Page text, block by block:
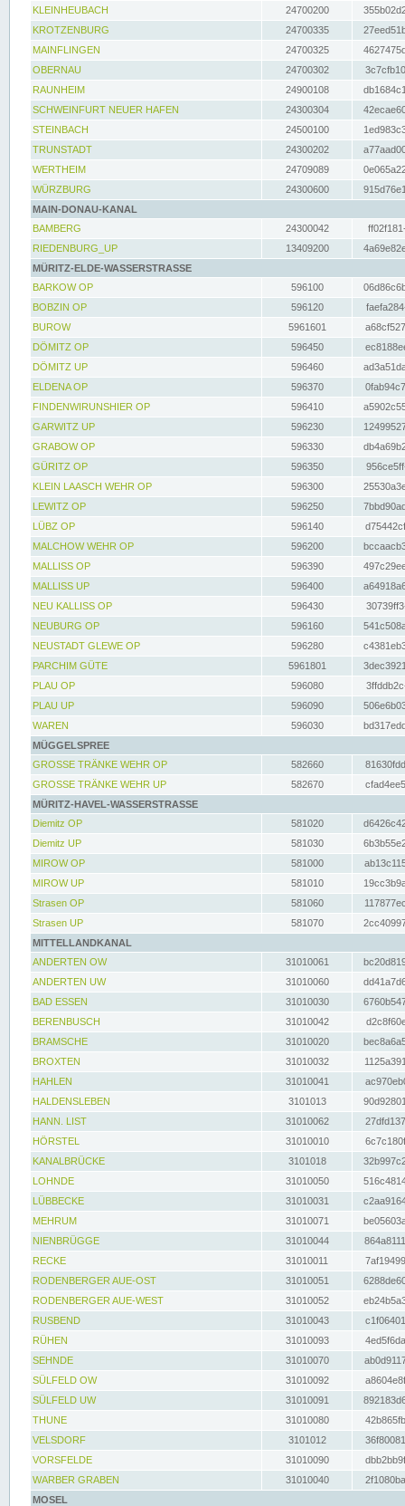
KLEINHEUBACH 24700200
KROTZENBURG
24700335
MAINFLINGEN
24700325
OBERNAU
24700302
RAUNHEIM
24900108
SCHWEINFURT NEUER HAFEN
24300304
STEINBACH
24500100
TRUNSTADT
24300202
WERTHEIM
24709089
WÜRZBURG
24300600
MAIN-DONAU-KANAL
BAMBERG
24300042
RIEDENBURG_UP
13409200
MÜRITZ-ELDE-WASSERSTRASSE
BARKOW OP
596100
BOBZIN OP
596120
BUROW
5961601
DÖMITZ OP
596450
DÖMITZ UP
596460
ELDENA OP
596370
FINDENWIRUNSHIER OP
596410
GARWITZ UP
596230
GRABOW OP
596330
GÜRITZ OP
596350
KLEIN LAASCH WEHR OP
596300
LEWITZ OP
596250
LÜBZ OP
596140
MALCHOW WEHR OP
596200
MALLISS OP
596390
MALLISS UP
596400
NEU KALLISS OP
596430
NEUBURG OP
596160
NEUSTADT GLEWE OP
596280
PARCHIM GÜTE
5961801
PLAU OP
596080
PLAU UP
596090
WAREN
596030
MÜGGELSPREE
GROSSE TRÄNKE WEHR OP
582660
GROSSE TRÄNKE WEHR UP
582670
MÜRITZ-HAVEL-WASSERSTRASSE
Diemitz OP
581020
Diemitz UP
581030
MIROW OP
581000
MIROW UP
581010
Strasen OP
581060
Strasen UP
581070
MITTELLANDKANAL
ANDERTEN OW
31010061
ANDERTEN UW
31010060
BAD ESSEN
31010030
BERENBUSCH
31010042
BRAMSCHE
31010020
BROXTEN
31010032
HAHLEN
31010041
HALDENSLEBEN
3101013
HANN. LIST
31010062
HÖRSTEL
31010010
KANALBRÜCKE
3101018
LOHNDE
31010050
LÜBBECKE
31010031
MEHRUM
31010071
NIENBRÜGGE
31010044
RECKE
31010011
RODENBERGER AUE-OST
31010051
RODENBERGER AUE-WEST
31010052
RUSBEND
31010043
RÜHEN
31010093
SEHNDE
31010070
SÜLFELD OW
31010092
SÜLFELD UW
31010091
THUNE
31010080
VELSDORF
3101012
VORSFELDE
31010090
WARBER GRABEN
31010040
MOSEL